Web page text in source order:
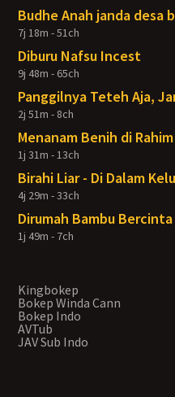
Budhe Anah janda desa
7j 18m - 51ch
Diburu Nafsu Incest
9j 48m - 65ch
Panggilnya Teteh Aja,
2j 51m - 8ch
Menanam Benih di
1j 31m - 13ch
Birahi Liar - Di Dalam
4j 29m - 33ch
Dirumah Bambu
1j 49m - 7ch
Kingbokep
Bokep Winda Cann
Bokep Indo
AVTub
JAV Sub Indo